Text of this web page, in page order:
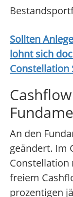
Sollten
lohnt sich
Constellation
An den
geändert. Im
Constellation
freiem
prozentigen